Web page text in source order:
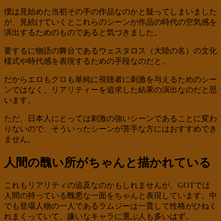
僕は見始めた当初その手の作品なのかと疑ってしまいました
が、見続けていくとこれらのシーンが作品の時代の空気感を
演出するためのものであると気づきました。
要するに物語の舞台であるウェスタロス（大陸の名）の文化
様式や時代感を表現するための手段なのだと。
だからエロもグロも単純に視聴者に刺激を与えるためのシー
ンではなく、リアリティーを追求した結果の演出なのだと思
います。
ただ、日本人にとっては刺激の強いシーンであることに変わ
りないので、そういったシーンが苦手な方にはおすすめでき
ません。
人間の醜い所がちゃんと描かれている
これもリアリティの追及なのかもしれませんが、GOTでは
人間の持っている醜悪な一面をちゃんと表現しています。中
でも登場人物の一人であるラムジーは一貫して性格がひねく
れまくっていて、嫌いなキャラに選ぶ人も多いはず。